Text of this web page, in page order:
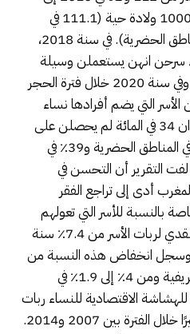
72.6 وفاة في 2018، لكل 100000 ولادة حية (111.1 في
المناطق القروية و44.5 في المناطق الحضرية). في سنة 2018،
النساء سرحن انهن يستعملن وسيلة
منع الحمل حديثة أو تقليدية. وفي سنة 2020 خلال فترة الحجر
المائة من الأسر التي يضم أفرادها نساء
معنية بالصحة الإنجابية، تبين ان 34 في المائة لم يحصلن على
هذه الخدمات الصحية (27٪ في المناطق الحضرية و39٪ في
لفت التقرير أن التحسن في
أدى إلى تراجع الفقر
بالنسبة للأسر التي تعولهم
نساء. وانخفض معدل الفقر النقدي لربات الأسر من 7.4٪ سنة
إلى 3.9٪ سنة 2014. وسجل انخفاض هذه النسبة من
15.1٪ إلى 9.6٪ في المناطق الريفية ومن 4٪ إلى 1.9٪ في
الاقتصادية للنساء ربات
الأسر، فقد سجلت انخفاضًا كبيرًا خلال الفترة بين 2007 و2014.